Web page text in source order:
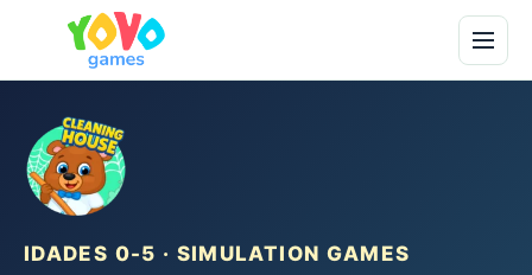
IDADES 0-5 · SIMULATION GAMES